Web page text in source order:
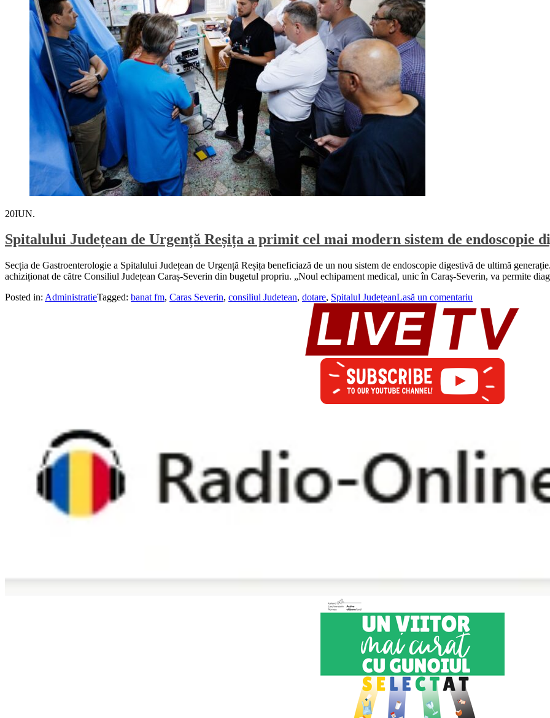
20IUN.
Spitalului Județean de Urgență Reșița a primit cel mai modern sistem de endoscopie
Secția de Gastroenterologie a Spitalului Județean de Urgență Reșița beneficiază de un nou sistem de endoscopie digestivă de ultimă
achiziționat de către Consiliul Județean Caraș-Severin din bugetul propriu. „Noul echipament medical, unic în Caraș-Severin, va permite
Posted in: AdministratieTagged: banat fm, Caras Severin, consiliul Judetean, dotare, Spitalul JudețeanLasă un comentariu